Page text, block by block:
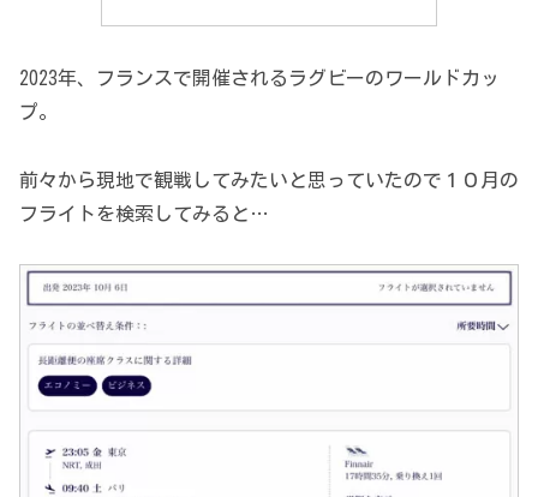
2023年、フランスで開催されるラグビーのワールドカッ
プ。
前々から現地で観戦してみたいと思っていたので１０月の
フライトを検索してみると…